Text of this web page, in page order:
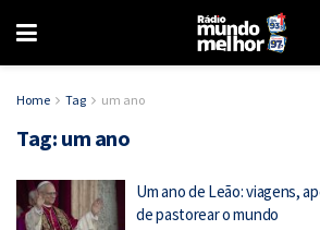
Home Tag um ano
Tag: um ano
Um ano de Leão: viagens,
de pastorear o mundo